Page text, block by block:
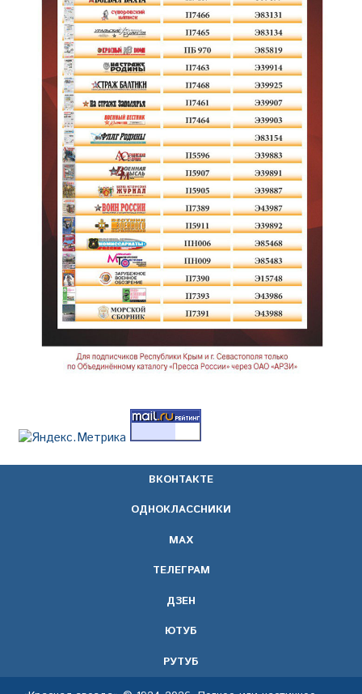
ВКОНТАКТЕ
ОДНОКЛАССНИКИ
МАХ
ТЕЛЕГРАМ
ДЗЕН
ЮТУБ
РУТУБ